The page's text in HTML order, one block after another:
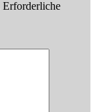
Erforderliche